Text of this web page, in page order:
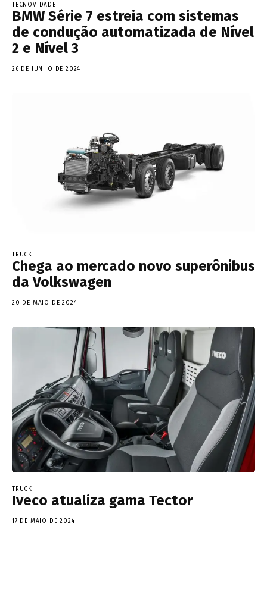
TECNOVIDADE
BMW Série 7 estreia com sistemas
de condução automatizada de Nível
2 e Nível 3
26 DE JUNHO DE 2024
TRUCK
Chega ao mercado novo superônibus
da Volkswagen
20 DE MAIO DE 2024
TRUCK
Iveco atualiza gama Tector
17 DE MAIO DE 2024